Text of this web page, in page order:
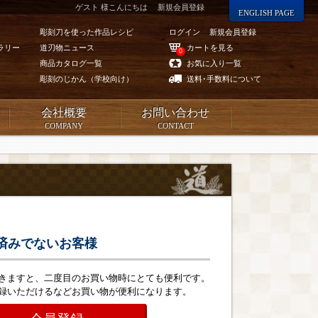
リー
彫刻刀を使った作品レシピ
道刃物ニュース
商品カタログ一覧
彫刻のじかん（学校向け）
ログイン 新規会員登録
0
カートを見る
お気に入り一覧
送料･手数料について
ゲスト 様こんにちは 新規会員登録
ENGLISH PAGE
会社概要
COMPANY
お問い合わせ
CONTACT
みでないお客様
ますと、二度目のお買い物時にとても便利です。
いただけるなどお買い物が便利になります。